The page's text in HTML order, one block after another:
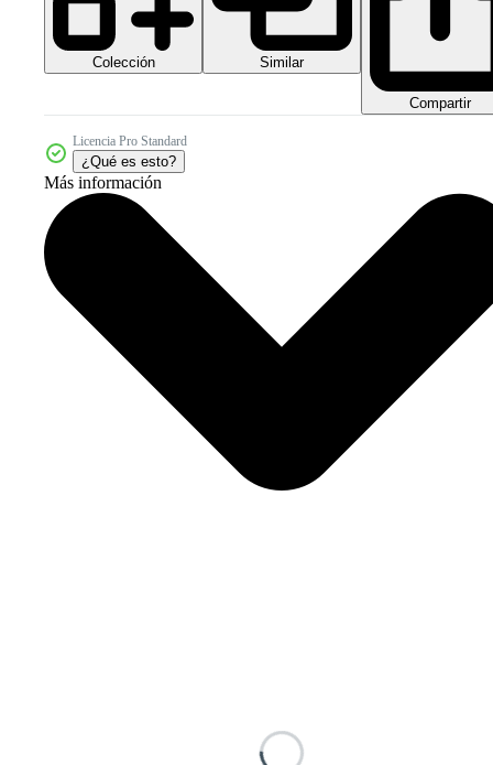
Colección Similar
Compartir
Licencia Pro Standard
¿Qué es esto?
Más información